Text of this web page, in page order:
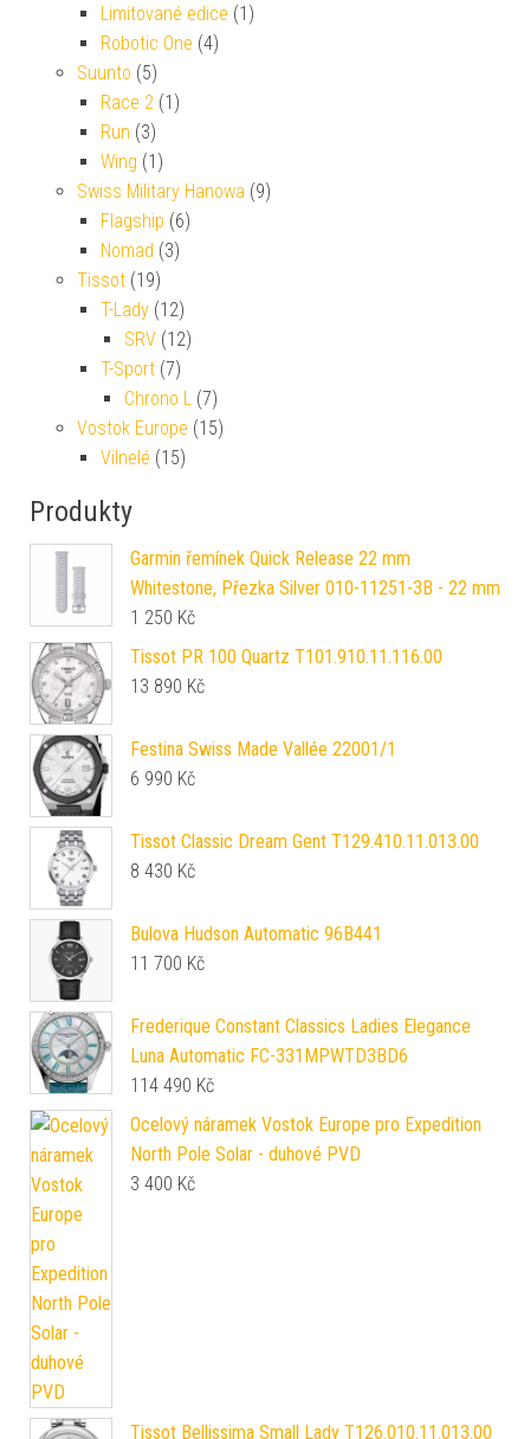
Limitované edice (1)
Robotic One (4)
Suunto (5)
Race 2 (1)
Run (3)
Wing (1)
Swiss Military Hanowa (9)
Flagship (6)
Nomad (3)
Tissot (19)
T-Lady (12)
SRV (12)
T-Sport (7)
Chrono L (7)
Vostok Europe (15)
Vilnelé (15)
Produkty
Garmin řemínek Quick Release 22 mm
Whitestone, Přezka Silver 010-11251-3B - 22 mm
1 250 Kč
Tissot PR 100 Quartz T101.910.11.116.00
13 890 Kč
Festina Swiss Made Vallée 22001/1
6 990 Kč
Tissot Classic Dream Gent T129.410.11.013.00
8 430 Kč
Bulova Hudson Automatic 96B441
11 700 Kč
Frederique Constant Classics Ladies Elegance
Luna Automatic FC-331MPWTD3BD6
114 490 Kč
Ocelový náramek Vostok Europe pro Expedition
North Pole Solar - duhové PVD
3 400 Kč
Tissot Bellissima Small Lady T126.010.11.013.00